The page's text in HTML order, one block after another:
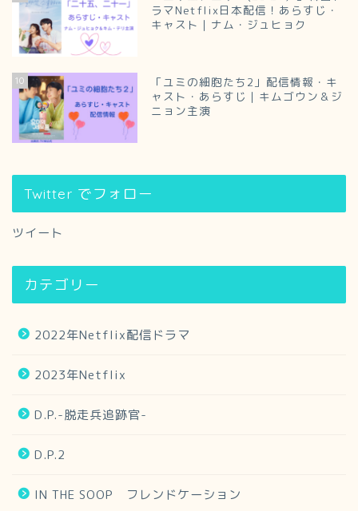
ラマNetflix日本配信！あらすじ・
キャスト｜ナム・ジュヒョク
10
「ユミの細胞たち2」配信情報・キ
ャスト・あらすじ｜キムゴウン＆ジ
ニョン主演
Twitter でフォロー
ツイート
カテゴリー
2022年Netflix配信ドラマ
2023年Netflix
D.P.-脱走兵追跡官-
D.P.2
IN THE SOOP フレンドケーション